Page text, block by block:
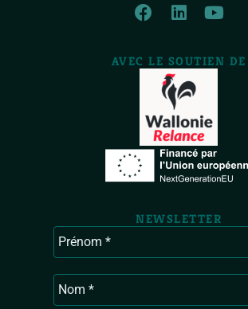
AVEC LE SOUTIEN DE
NEWSLETTER